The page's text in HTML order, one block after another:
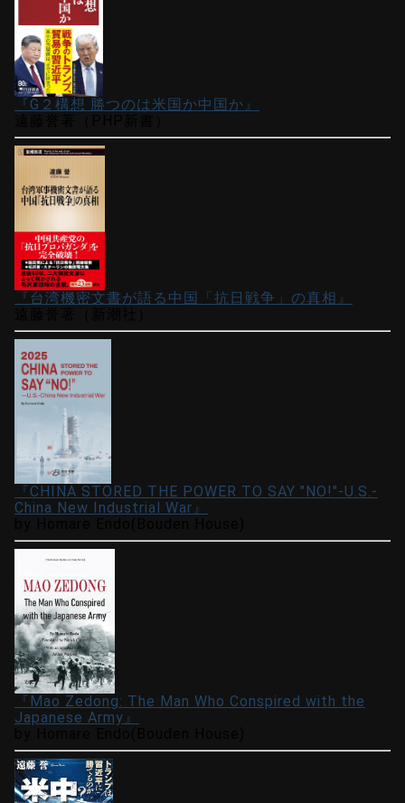
『G２構想 勝つのは米国か中国か』
『台湾機密文書が語る中国「抗日戦争」の真相』
『CHINA STORED THE POWER TO SAY "NO!"-U.S.-
China New Industrial War』
『Mao Zedong: The Man Who Conspired with the
Japanese Army』